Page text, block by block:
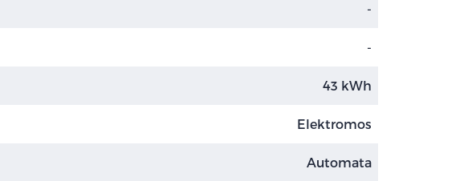
-
-
43 kWh
Elektromos
Automata